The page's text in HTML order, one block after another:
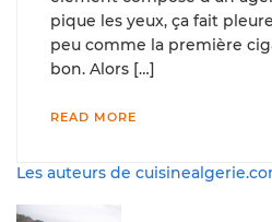
pique les yeux, ça fait
peu comme la première
bon. Alors […]
READ MORE
Les auteurs de